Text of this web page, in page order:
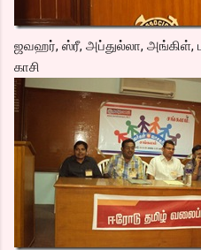
ஜவஹர், ஸ்ரீ, அப்துல்லா, அங்கிள்,
காசி